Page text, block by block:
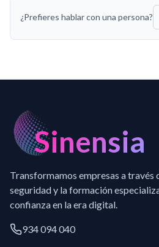
¿Prefieres hablar con una persona?
Sinensia
Transformamos empresas a través
seguridad y la formación
confianza en la era digital.
934 094 040